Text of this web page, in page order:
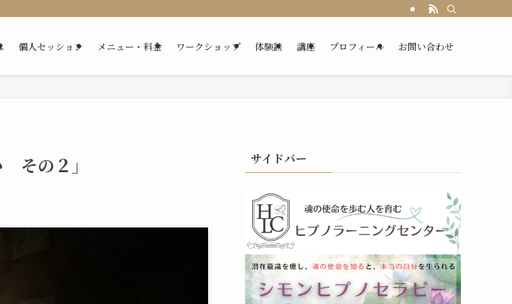
個人セッション メニュー・料金 ワークショップ 体験談 講座 プロフィール お問い合わせ
その２」 サイドバー